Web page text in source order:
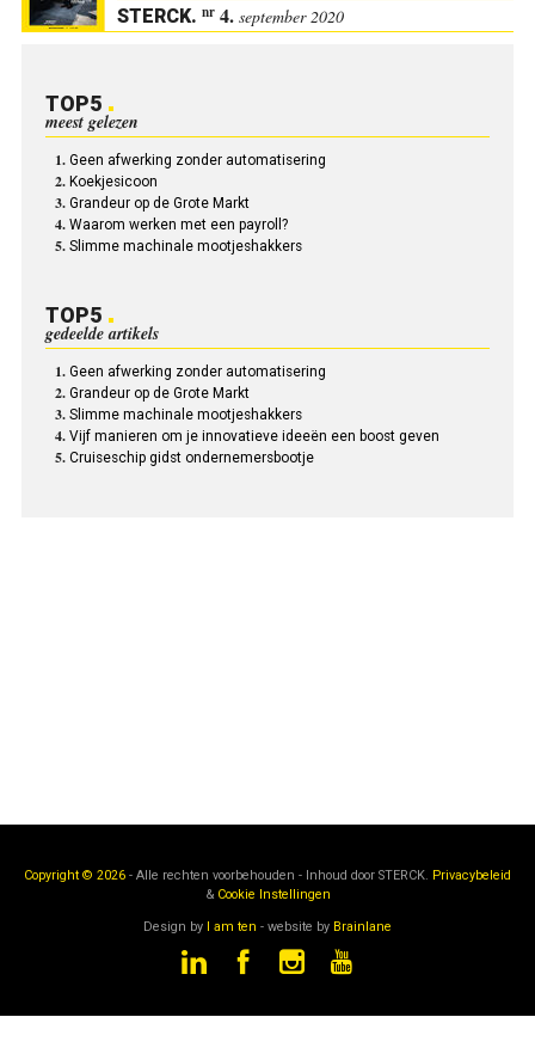
STERCK. nr4. september 2020
TOP5
meest gelezen
Geen afwerking zonder automatisering
Koekjesicoon
Grandeur op de Grote Markt
Waarom werken met een payroll?
Slimme machinale mootjeshakkers
TOP5
gedeelde artikels
Geen afwerking zonder automatisering
Grandeur op de Grote Markt
Slimme machinale mootjeshakkers
Vijf manieren om je innovatieve ideeën een boost geven
Cruiseschip gidst ondernemersbootje
Copyright © 2026 - Alle rechten voorbehouden - Inhoud door STERCK. Privacybeleid
& Cookie Instellingen
Design by I am ten - website by Brainlane